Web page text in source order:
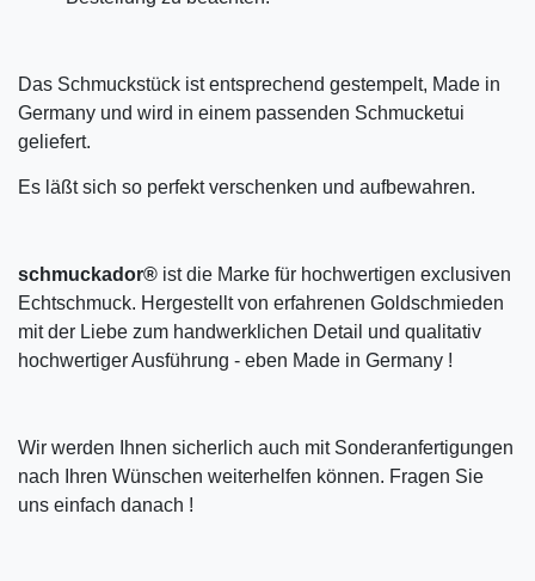
Das Schmuckstück ist entsprechend gestempelt, Made in
Germany und wird in einem passenden Schmucketui
geliefert.
Es läßt sich so perfekt verschenken und aufbewahren.
schmuckador® ist die Marke für hochwertigen exclusiven
Echtschmuck. Hergestellt von erfahrenen Goldschmieden
mit der Liebe zum handwerklichen Detail und qualitativ
hochwertiger Ausführung - eben Made in Germany !
Wir werden Ihnen sicherlich auch mit Sonderanfertigungen
nach Ihren Wünschen weiterhelfen können. Fragen Sie
uns einfach danach !